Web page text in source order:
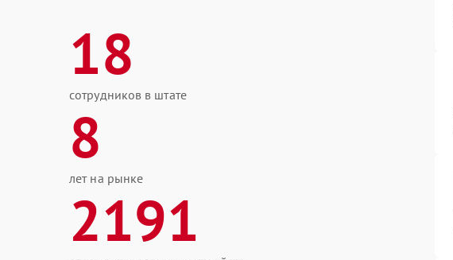
18
сотрудников в штате
8
лет на рынке
2191